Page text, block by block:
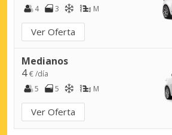
4
3 M
Ver Oferta
Medianos
4€ /día
5
5 M
Ver Oferta